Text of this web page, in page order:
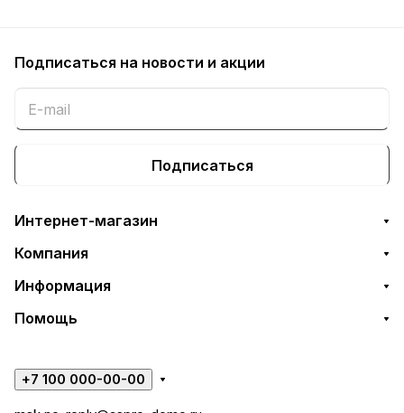
Подписаться на новости и акции
Подписаться
Интернет-магазин
Компания
Информация
Помощь
+7 100 000-00-00